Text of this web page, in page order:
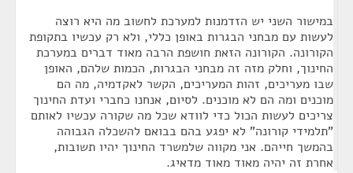
במישור השני יש הזדמנות למערכת לחשוב מה היא רוצה
לעשות עם מבחני הבגרות באופן כללי, ולא רק עכשיו בתקופת
הקורונה. הקורונה הזאת חושפת הרבה מאוד דברים במערכת
החינוך, וחלק מזה זה מבחני הבגרות, הכמות שלהם, האופן
שבו מעריכים, זהות המעריכים, הקשר לאקדמיה, מה הם
מוכנים ומה הם לא מוכנים. לסיום, אנחנו כחברי ועדת החינוך
צריכים לעשות הכול כדי לוודא שכל מה שקורה עכשיו לאותם
"תלמידי קורונה" לא יפגע בהם בבואם להשכלה הגבוהה
בהמשך חייהם. אני מקווה שלמשרד החינוך יהיו תשובות,
אחרת זה יהיה מאוד מאוד מדאיג.